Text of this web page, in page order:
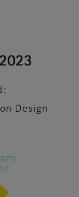
Design